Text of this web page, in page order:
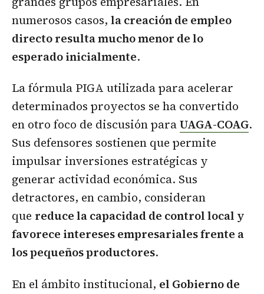
numerosos casos, la creación de empleo
directo resulta mucho menor de lo
esperado inicialmente.
La fórmula PIGA utilizada para acelerar
determinados proyectos se ha convertido
en otro foco de discusión paraUAGA-COAG.
Sus defensores sostienen que permite
impulsar inversiones estratégicas y
generar actividad económica. Sus
detractores, en cambio, consideran
que reduce la capacidad de control local y
favorece intereses empresariales frente a
los pequeños productores.
En el ámbito institucional, el Gobierno de